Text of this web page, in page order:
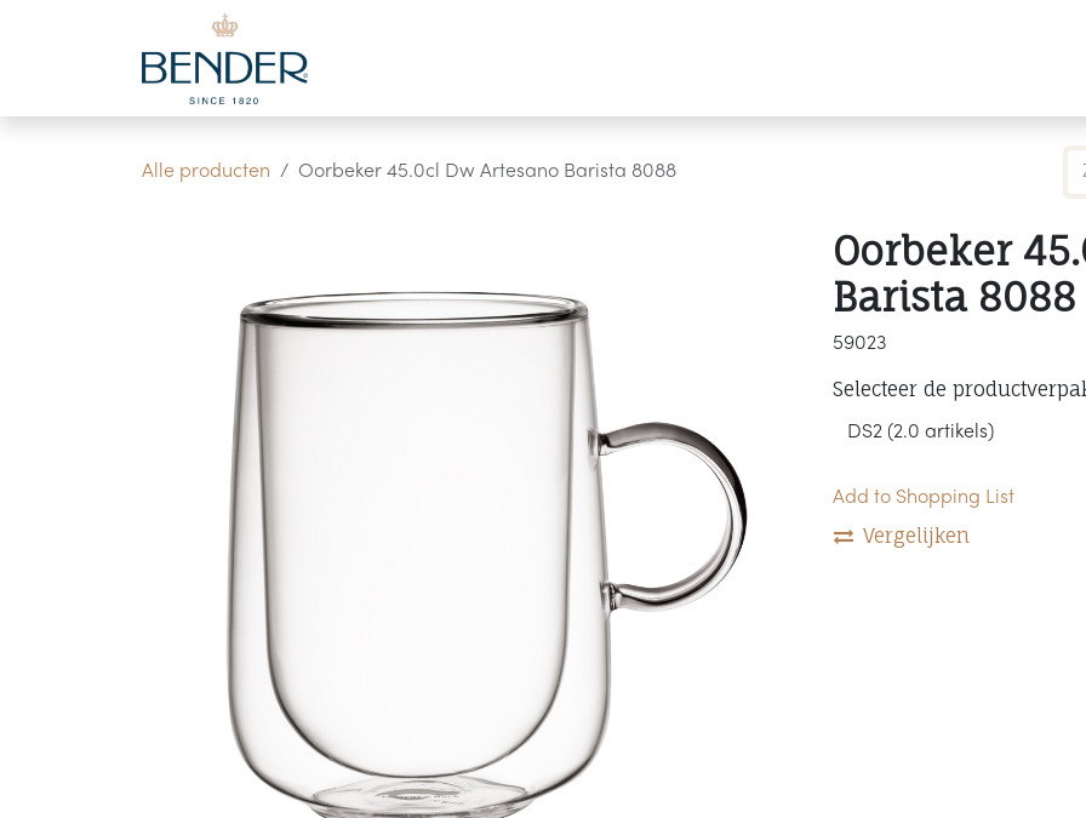
Overslaan naar inhoud
Alle producten Oorbeker 45.0cl Dw Artesano Barista 8088
Oorbeker
Barista 8088
59023
Selecteer de
Add to Shopping List
Vergelijken